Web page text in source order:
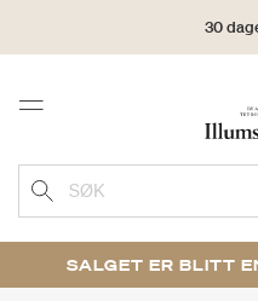
30
Menu
SØK
SALGET ER BLITT